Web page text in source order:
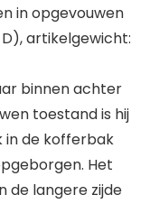
in opgevouwen
D), artikelgewicht:
binnen achter
toestand is hij
in de kofferbak
Het
de langere zijde